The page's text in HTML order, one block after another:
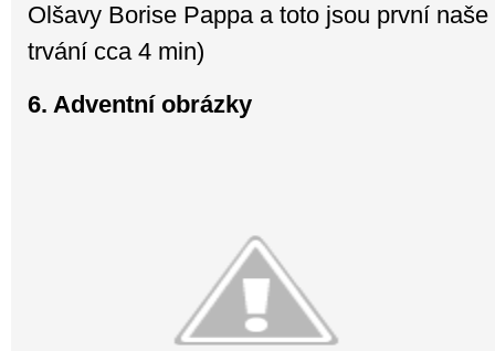
Olšavy Borise Pappa a toto jsou první
trvání cca 4 min)
6. Adventní obrázky